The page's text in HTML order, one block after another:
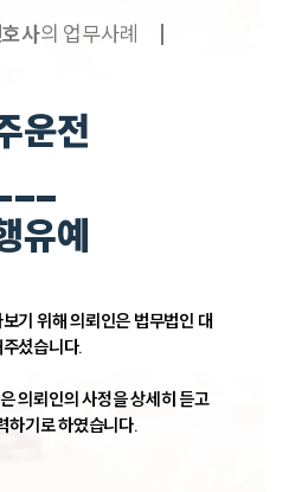
사의 업무사례
운전
유예
기 위해 의뢰인은 법무법인 대
셨습니다.
의뢰인의 사정을 상세히 듣고
하기로 하였습니다.